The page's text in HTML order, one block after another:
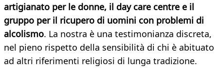
artigianato per le donne, il day care centre e il
gruppo per il ricupero di uomini con problemi di
alcolismo. La nostra è una testimonianza discreta,
nel pieno rispetto della sensibilità di chi è abituato
ad altri riferimenti religiosi di lunga tradizione.